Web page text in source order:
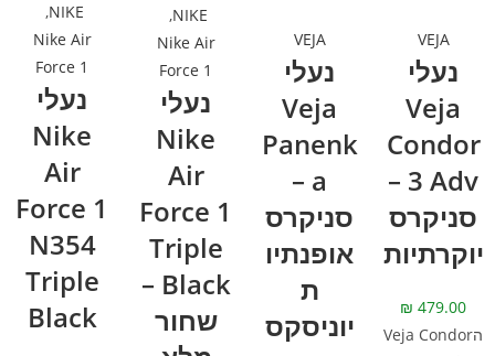
VEJA
נעלי
Veja
Condor
3 Adv –
סניקרס
יוקרתיות
₪ 479.00
הVeja Condor
VEJA
נעלי
Veja
Panenk
a –
סניקרס
אופנתיו
ת
יוניסקס
NIKE
,
Nike Air
Force 1
נעלי
Nike
Air
Force 1
Triple
Black –
שחור
NIKE
,
Nike Air
Force 1
נעלי
Nike
Air
Force 1
N354
Triple
Black